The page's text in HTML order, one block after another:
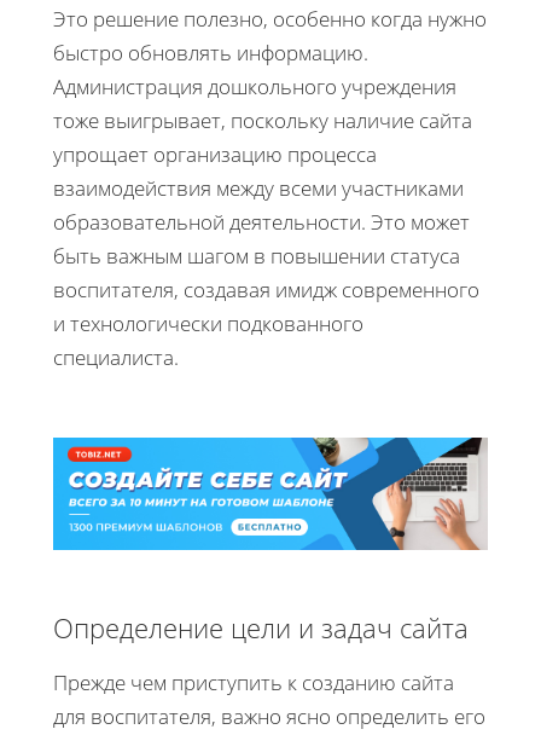
Это решение полезно, особенно когда нужно
быстро обновлять информацию.
Администрация дошкольного учреждения
тоже выигрывает, поскольку наличие сайта
упрощает организацию процесса
взаимодействия между всеми участниками
образовательной деятельности. Это может
быть важным шагом в повышении статуса
воспитателя, создавая имидж современного
и технологически подкованного
специалиста.
Определение цели и задач сайта
Прежде чем приступить к созданию сайта
для воспитателя, важно ясно определить его